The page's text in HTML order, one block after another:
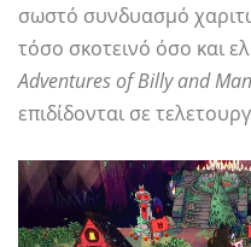
σωστό συνδυασμό
τόσο σκοτεινό όσο και
Adventures of Billy and
επιδίδονται σε